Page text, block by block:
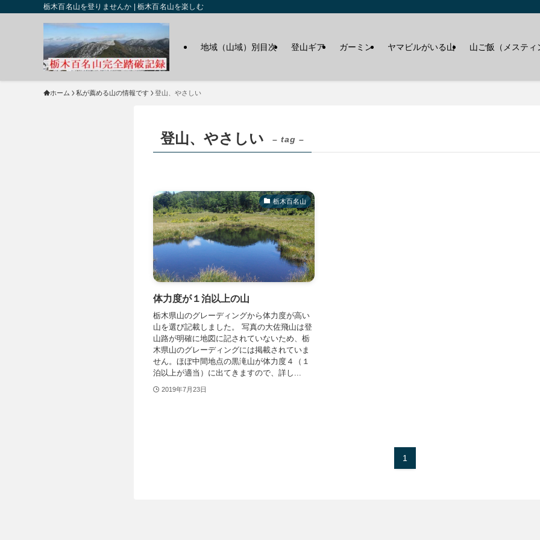
栃木百名山を登りませんか | 栃木百名山を楽しむ
地域（山域）別目次 登山ギア ガーミン ヤマビルがいる山 山ご飯（メスティ
ホーム 私が薦める山の情報です 登山、やさしい
登山、やさしい – tag –
栃木百名山
体力度が１泊以上の山
栃木県山のグレーディングから体力度が高い
山を選び記載しました。 写真の大佐飛山は登
山路が明確に地図に記されていないため、栃
木県山のグレーディングには掲載されていま
せん。ほぼ中間地点の黒滝山が体力度４（１
泊以上が適当）に出てきますので、詳し...
2019年7月23日
1